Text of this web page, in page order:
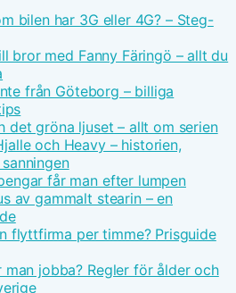
bilen har 3G eller 4G? – Steg-
bror med Fanny Färingö – allt du
från Göteborg – billiga
det gröna ljuset – allt om serien
och Heavy – historien,
får man efter lumpen
av gammalt stearin – en
flyttfirma per timme? Prisguide
man jobba? Regler för ålder och